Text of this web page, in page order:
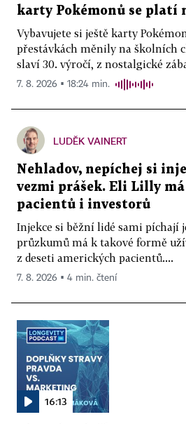
karty Pokémonů se platí
Vybavujete si ještě karty
přestávkách měnily na školních
slaví 30. výročí, z nostalgické
7. 8. 2026 ▪ 18:24 min.
LUDĚK VAINERT
Nehladov, nepíchej si
vezmi prášek. Eli Lilly
pacientů i investorů
Injekce si běžní lidé sami píchají
průzkumů má k takové formě
z deseti amerických pacientů....
7. 8. 2026 ▪ 4 min. čtení
16:13